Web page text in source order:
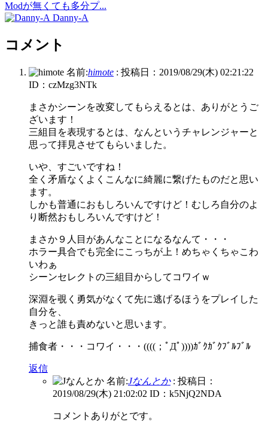
Modが無くても多分プ...
Danny-A
コメント
名前:himote : 投稿日：2019/08/29(木) 02:21:22
ID：czMzg3NTk
まさかシーンを改変してもらえるとは、ありがとうご
ざいます！
三組目を表現するとは、なんというチャレンジャーと
思って拝見させてもらいました。
いや、すごいですね！
全く矛盾なくよくこんなに綺麗に繋げたものだと思い
ます。
しかも普通におもしろいんですけど！むしろ自分のよ
り断然おもしろいんですけど！
まさか９人目があんなことになるなんて・・・
ホラー具合でも完全にこっちが上！めちゃくちゃこわ
いわぁ
シーンセレクトの三組目からしてコワイｗ
深淵を覗く勇気がなくて先に逃げるほうをプレイした
自分を、
きっと誰も責めないと思います。
捕食者・・・コワイ・・・((((；ﾟДﾟ))))ｶﾞｸｶﾞｸﾌﾞﾙﾌﾞﾙ
返信
名前:Jなんとか: 投稿日：
2019/08/29(木) 21:02:02 ID：k5NjQ2NDA
コメントありがとです。